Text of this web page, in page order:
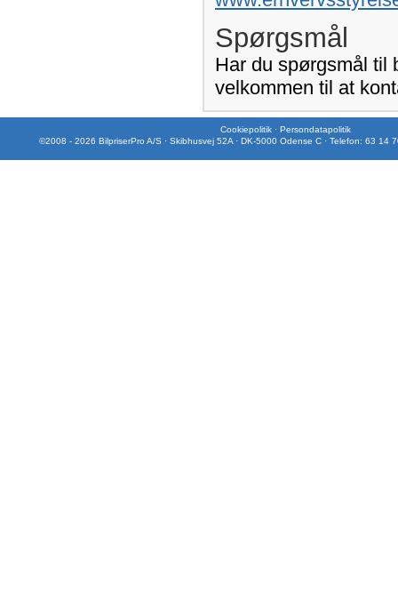
Spørgsmål
Har du spørgsmål til
velkommen til at
Cookiepolitik · Persondatapolitik
©2008 - 2026 BilpriserPro A/S · Skibhusvej 52A · DK-5000 Odense C · Telefon: 63 14